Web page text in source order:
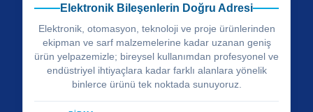
Elektronik Bileşenlerin Doğru Adresi
Elektronik, otomasyon, teknoloji ve proje ürünlerinden
ekipman ve sarf malzemelerine kadar uzanan geniş
ürün yelpazemizle; bireysel kullanımdan profesyonel ve
endüstriyel ihtiyaçlara kadar farklı alanlara yönelik
binlerce ürünü tek noktada sunuyoruz.